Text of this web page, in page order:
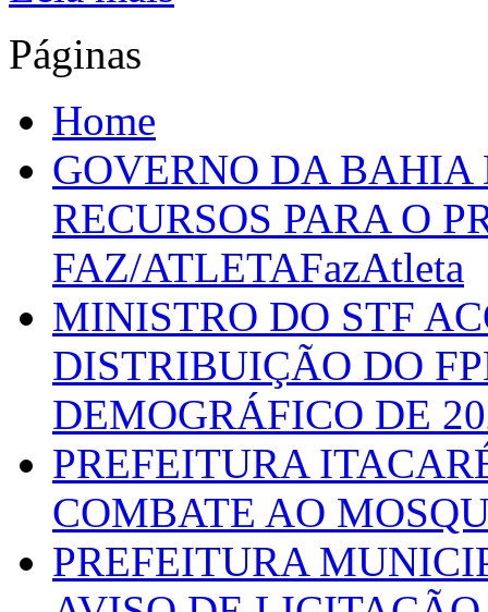
Páginas
Home
GOVERNO DA
RECURSOS PARA O
FAZ/ATLETAFazAtleta
MINISTRO DO STF
DISTRIBUIÇÃO DO
DEMOGRÁFICO DE
PREFEITURA
COMBATE AO
PREFEITURA